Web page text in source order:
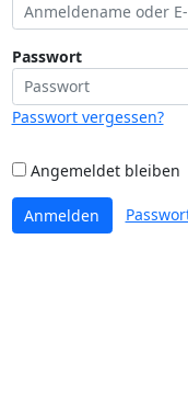
Passwort
Passwort vergessen?
Angemeldet bleiben
Anmelden